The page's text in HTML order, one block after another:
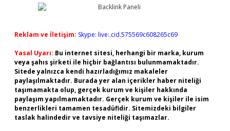
Reklam ve İletişim: Skype: live:.cid.575569c608265c69
Yasal Uyarı: Bu internet sitesi, herhangi bir marka, kurum
veya şahıs şirketi ile hiçbir bağlantısı bulunmamaktadır.
Sitede yalnızca kendi hazırladığımız makaleler
paylaşılmaktadır. Burada yer alan içerikler haber niteliği
taşımamakta olup, gerçek kurum ve kişiler hakkında
paylaşım yapılmamaktadır. Gerçek kurum ve kişiler ile isim
benzerlikleri tamamen tesadüfidir. Sitemizdeki bilgiler
taslak halindedir ve tavsiye niteliği taşımazlar.